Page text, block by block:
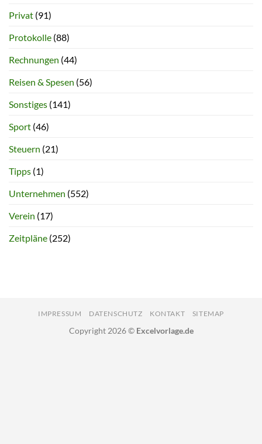
Privat (91)
Protokolle (88)
Rechnungen (44)
Reisen & Spesen (56)
Sonstiges (141)
Sport (46)
Steuern (21)
Tipps (1)
Unternehmen (552)
Verein (17)
Zeitpläne (252)
IMPRESSUM DATENSCHUTZ KONTAKT SITEMAP
Copyright 2026 © Excelvorlage.de